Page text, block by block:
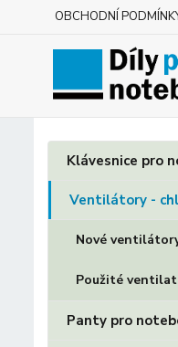
OBCHODNÍ
Klávesnice pro
Ventilátory -
Nové
Použité
Panty pro